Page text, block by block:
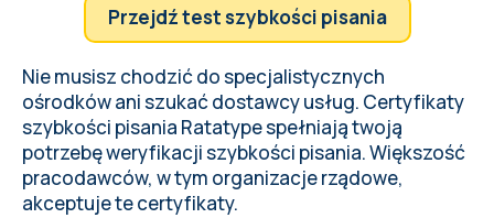
Przejdź test szybkości pisania
Nie musisz chodzić do specjalistycznych
ośrodków ani szukać dostawcy usług. Certyfikaty
szybkości pisania Ratatype spełniają twoją
potrzebę weryfikacji szybkości pisania. Większość
pracodawców, w tym organizacje rządowe,
akceptuje te certyfikaty.